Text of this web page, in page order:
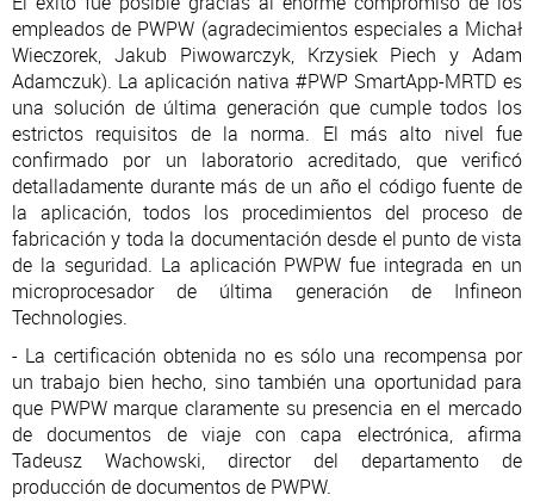
empleados de PWPW (agradecimientos especiales a Michał
Wieczorek, Jakub Piwowarczyk, Krzysiek Piech y Adam
Adamczuk). La aplicación nativa #PWP SmartApp-MRTD es
una solución de última generación que cumple todos los
estrictos requisitos de la norma. El más alto nivel fue
confirmado por un laboratorio acreditado, que verificó
detalladamente durante más de un año el código fuente de
la aplicación, todos los procedimientos del proceso de
fabricación y toda la documentación desde el punto de vista
de la seguridad. La aplicación PWPW fue integrada en un
microprocesador de última generación de Infineon
Technologies.
- La certificación obtenida no es sólo una recompensa por
un trabajo bien hecho, sino también una oportunidad para
que PWPW marque claramente su presencia en el mercado
de documentos de viaje con capa electrónica, afirma
Tadeusz Wachowski, director del departamento de
producción de documentos de PWPW.